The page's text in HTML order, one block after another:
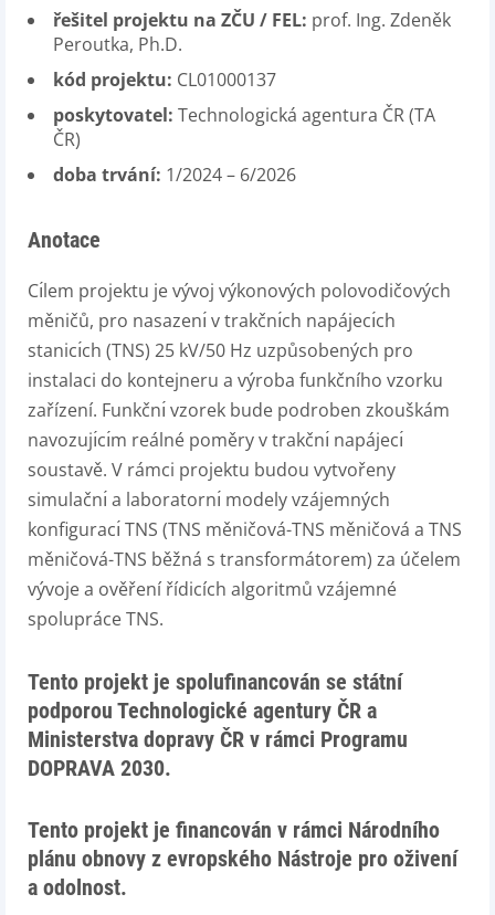
řešitel projektu na ZČU / FEL: prof. Ing. Zdeněk
Peroutka, Ph.D.
kód projektu: CL01000137
poskytovatel: Technologická agentura ČR (TA
ČR)
doba trvání: 1/2024 – 6/2026
Anotace
Cı́lem projektu je vývoj výkonových polovodičových
měničů, pro nasazenı́ v trakčnı́ch napájecı́ch
stanicı́ch (TNS) 25 kV/50 Hz uzpůsobených pro
instalaci do kontejneru a výroba funkčního vzorku
zařízení. Funkčnı́ vzorek bude podroben zkouškám
navozujı́cı́m reálné poměry v trakčnı́ napájecı́
soustavě. V rámci projektu budou vytvořeny
simulačnı́ a laboratornı́ modely vzájemných
konfiguracı́ TNS (TNS měničová-TNS měničová a TNS
měničová-TNS běžná s transformátorem) za účelem
vývoje a ověření řídicích algoritmů vzájemné
spolupráce TNS.
Tento projekt je spolufinancován se státní
podporou Technologické agentury ČR a
Ministerstva dopravy ČR v rámci Programu
DOPRAVA 2030.
Tento projekt je financován v rámci Národního
plánu obnovy z evropského Nástroje pro oživení
a odolnost.